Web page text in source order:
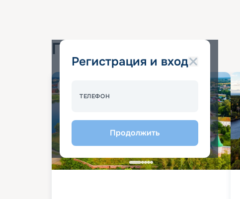
Регистрация и вход
ТЕЛЕФОН
Продолжить
Популярные круизы